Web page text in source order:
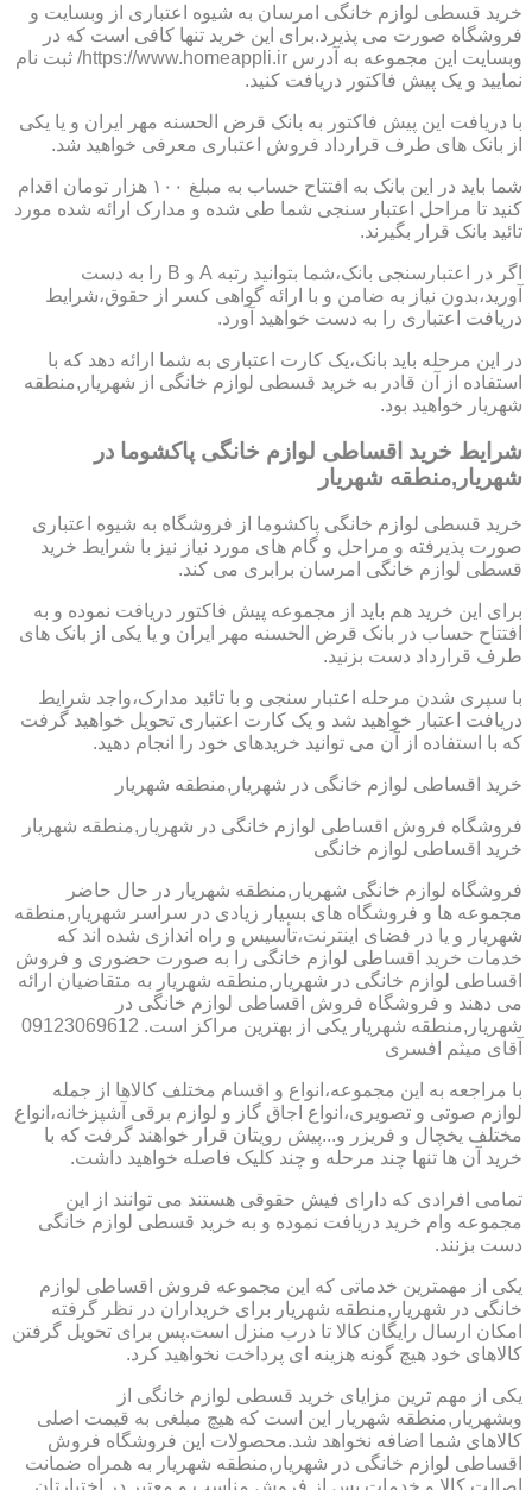
خرید قسطی لوازم خانگی امرسان به شیوه اعتباری از وبسایت و
فروشگاه صورت می پذیرد.برای این خرید تنها کافی است که در
وبسایت این مجموعه به آدرس https://www.homeappli.ir/ ثبت نام
نمایید و یک پیش فاکتور دریافت کنید.
با دریافت این پیش فاکتور به بانک قرض الحسنه مهر ایران و یا یکی
از بانک های طرف قرارداد فروش اعتباری معرفی خواهید شد.
شما باید در این بانک به افتتاح حساب به مبلغ ۱۰۰ هزار تومان اقدام
کنید تا مراحل اعتبار سنجی شما طی شده و مدارک ارائه شده مورد
تائید بانک قرار بگیرند.
اگر در اعتبارسنجی بانک،شما بتوانید رتبه A و B را به دست
آورید،بدون نیاز به ضامن و با ارائه گواهی کسر از حقوق،شرایط
دریافت اعتباری را به دست خواهید آورد.
در این مرحله باید بانک،یک کارت اعتباری به شما ارائه دهد که با
استفاده از آن قادر به خرید قسطی لوازم خانگی از شهریار,منطقه
شهریار خواهید بود.
شرایط خرید اقساطی لوازم خانگی پاکشوما در
شهریار,منطقه شهریار
خرید قسطی لوازم خانگی پاکشوما از فروشگاه به شیوه اعتباری
صورت پذیرفته و مراحل و گام های مورد نیاز نیز با شرایط خرید
قسطی لوازم خانگی امرسان برابری می کند.
برای این خرید هم باید از مجموعه پیش فاکتور دریافت نموده و به
افتتاح حساب در بانک قرض الحسنه مهر ایران و یا یکی از بانک های
طرف قرارداد دست بزنید.
با سپری شدن مرحله اعتبار سنجی و با تائید مدارک،واجد شرایط
دریافت اعتبار خواهید شد و یک کارت اعتباری تحویل خواهید گرفت
که با استفاده از آن می توانید خریدهای خود را انجام دهید.
خرید اقساطی لوازم خانگی در شهریار,منطقه شهریار
فروشگاه فروش اقساطی لوازم خانگی در شهریار,منطقه شهریار
خرید اقساطی لوازم خانگی
فروشگاه لوازم خانگی شهریار,منطقه شهریار در حال حاضر
مجموعه ها و فروشگاه های بسیار زیادی در سراسر شهریار,منطقه
شهریار و یا در فضای اینترنت،تأسیس و راه اندازی شده اند که
خدمات خرید اقساطی لوازم خانگی را به صورت حضوری و فروش
اقساطی لوازم خانگی در شهریار,منطقه شهریار به متقاضیان ارائه
می دهند و فروشگاه فروش اقساطی لوازم خانگی در
شهریار,منطقه شهریار یکی از بهترین مراکز است. 09123069612
آقای میثم افسری
با مراجعه به این مجموعه،انواع و اقسام مختلف کالاها از جمله
لوازم صوتی و تصویری،انواع اجاق گاز و لوازم برقی آشپزخانه،انواع
مختلف یخچال و فریزر و...پیش رویتان قرار خواهند گرفت که با
خرید آن ها تنها چند مرحله و چند کلیک فاصله خواهید داشت.
تمامی افرادی که دارای فیش حقوقی هستند می توانند از این
مجموعه وام خرید دریافت نموده و به خرید قسطی لوازم خانگی
دست بزنند.
یکی از مهمترین خدماتی که این مجموعه فروش اقساطی لوازم
خانگی در شهریار,منطقه شهریار برای خریداران در نظر گرفته
امکان ارسال رایگان کالا تا درب منزل است.پس برای تحویل گرفتن
کالاهای خود هیچ گونه هزینه ای پرداخت نخواهید کرد.
یکی از مهم ترین مزایای خرید قسطی لوازم خانگی از
وبشهریار,منطقه شهریار این است که هیچ مبلغی به قیمت اصلی
کالاهای شما اضافه نخواهد شد.محصولات این فروشگاه فروش
اقساطی لوازم خانگی در شهریار,منطقه شهریار به همراه ضمانت